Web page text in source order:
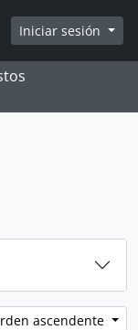
rápidos
Iniciar sesión
ascendente